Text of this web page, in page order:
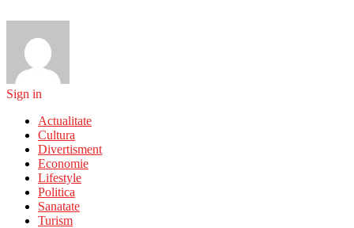
Sign in
Actualitate
Cultura
Divertisment
Economie
Lifestyle
Politica
Sanatate
Turism